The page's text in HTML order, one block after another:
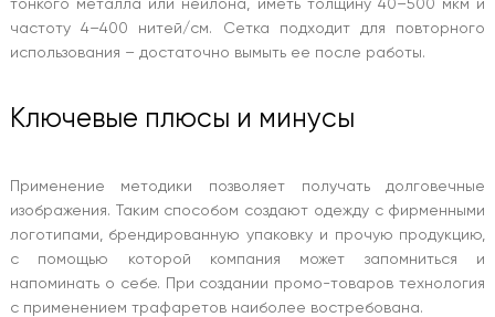
частоту 4–400 нитей/см. Сетка подходит для повторного
использования – достаточно вымыть ее после работы.
Ключевые плюсы и минусы
Применение методики позволяет получать долговечные
изображения. Таким способом создают одежду с фирменными
логотипами, брендированную упаковку и прочую продукцию,
с помощью которой компания может запомниться и
напоминать о себе. При создании промо-товаров технология
с применением трафаретов наиболее востребована.